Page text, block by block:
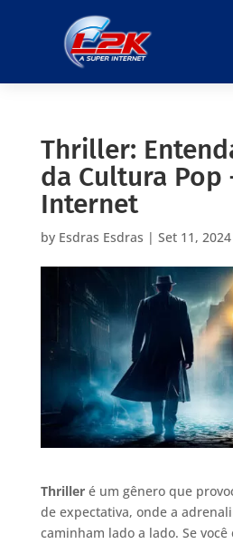
Thriller:
da Cultura Pop
Internet
by Esdras Esdras | Set 11, 2024
Thrilleré um gênero que
de expectativa, onde a
caminham lado a lado. Se